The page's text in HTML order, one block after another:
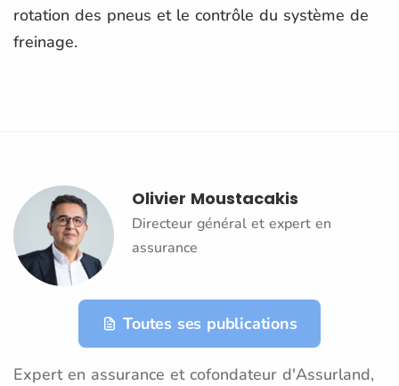
rotation des pneus et le contrôle du système de
freinage.
Olivier Moustacakis
Directeur général et expert en
assurance
Toutes ses publications
Expert en assurance et cofondateur d'Assurland,